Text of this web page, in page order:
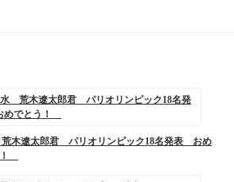
木遼太郎君 パリオリンピック18名発表 おめ
！